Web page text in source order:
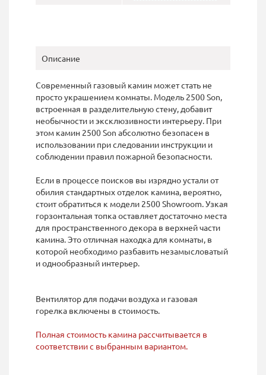
Описание
Современный газовый камин может стать не
просто украшением комнаты. Модель 2500 Son,
встроенная в разделительную стену, добавит
необычности и эксклюзивности интерьеру. При
этом камин 2500 Son абсолютно безопасен в
использовании при следовании инструкции и
соблюдении правил пожарной безопасности.
Если в процессе поисков вы изрядно устали от
обилия стандартных отделок камина, вероятно,
стоит обратиться к модели 2500 Showroom. Узкая
горзонтальная топка оставляет достаточно места
для пространственного декора в верхней части
камина. Это отличная находка для комнаты, в
которой необходимо разбавить незамысловатый
и однообразный интерьер.
Вентилятор для подачи воздуха и газовая
горелка включены в стоимость.
Полная стоимость камина рассчитывается в
соответствии с выбранным вариантом.